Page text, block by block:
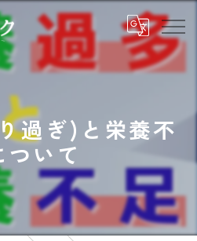
過ぎ)と栄養不
ついて